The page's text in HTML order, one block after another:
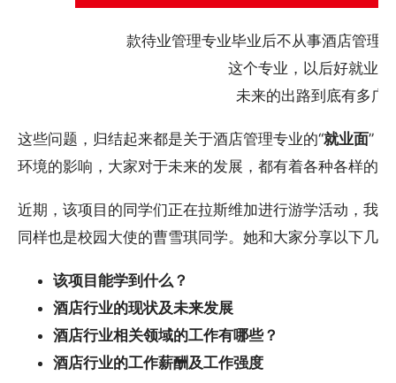
款待业管理专业毕业后不从事酒店管理
这个专业，以后好就业
未来的出路到底有多广
这些问题，归结起来都是关于酒店管理专业的“就业面” 及
环境的影响，大家对于未来的发展，都有着各种各样的
近期，该项目的同学们正在拉斯维加进行游学活动，我
同样也是校园大使的曹雪琪同学。她和大家分享以下几
该项目能学到什么？
酒店行业的现状及未来发展
酒店行业相关领域的工作有哪些？
酒店行业的工作薪酬及工作强度